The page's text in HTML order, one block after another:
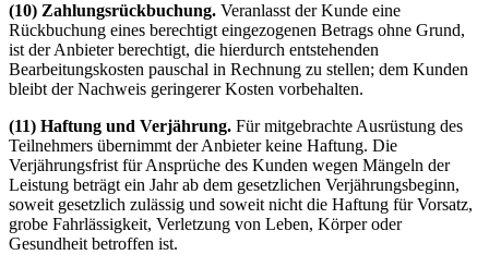
(10) Zahlungsrückbuchung. Veranlasst der Kunde eine
Rückbuchung eines berechtigt eingezogenen Betrags ohne Grund,
ist der Anbieter berechtigt, die hierdurch entstehenden
Bearbeitungskosten pauschal in Rechnung zu stellen; dem Kunden
bleibt der Nachweis geringerer Kosten vorbehalten.
(11) Haftung und Verjährung. Für mitgebrachte Ausrüstung des
Teilnehmers übernimmt der Anbieter keine Haftung. Die
Verjährungsfrist für Ansprüche des Kunden wegen Mängeln der
Leistung beträgt ein Jahr ab dem gesetzlichen Verjährungsbeginn,
soweit gesetzlich zulässig und soweit nicht die Haftung für Vorsatz,
grobe Fahrlässigkeit, Verletzung von Leben, Körper oder
Gesundheit betroffen ist.